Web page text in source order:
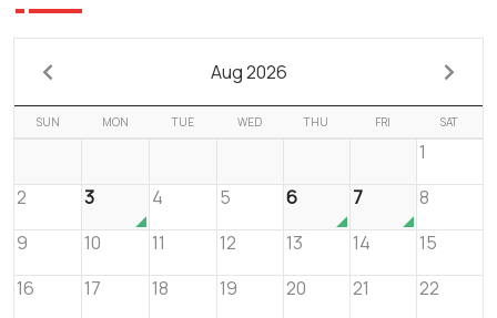
Aug 2026
SUN MON TUE WED THU FRI SAT
1
2
3 4 5 6 7
8
9
10 11 12 13 14
15
16
17 18 19 20 21
22